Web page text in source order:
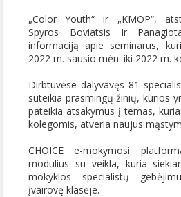
„Color Youth“ ir „KMOP“,
Spyros Boviatsis ir
informaciją apie seminarus,
2022 m. sausio mėn. iki 2022 m.
Dirbtuvėse dalyvavęs 81
suteikia prasmingų žinių, kurios
pateikia atsakymus į temas,
kolegomis, atveria naujus
CHOICE e-mokymosi
modulius su veikla, kuria
mokyklos specialistų
įvairovę klasėje.